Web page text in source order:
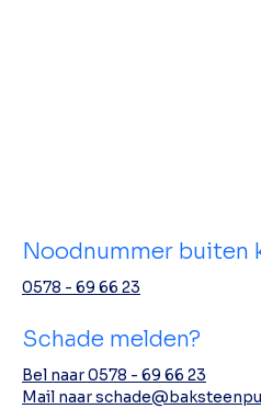
Noodnummer buiten
0578 - 69 66 23
Schade melden?
Bel naar 0578 - 69 66 23
Mail naar